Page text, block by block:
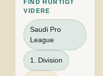
FIND HURTIGT
VIDERE
Saudi Pro
League
1. Division